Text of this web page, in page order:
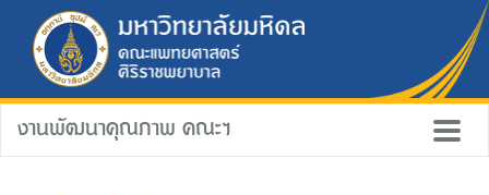
งานพัฒนาคุณภาพ คณะฯ